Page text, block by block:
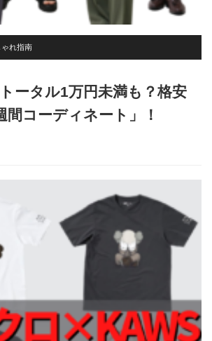
れ指南
ータル1万円未満も？格安
間コーディネート」！